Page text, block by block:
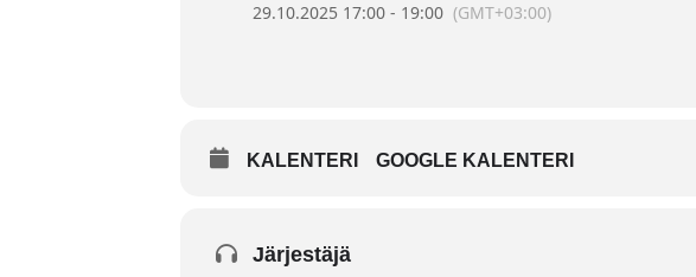
29.10.2025 17:00 - 19:00 (GMT+03:00)
KALENTERI GOOGLE KALENTERI
Järjestäjä